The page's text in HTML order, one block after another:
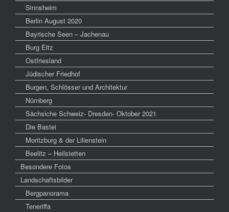
Sinnsheim
Berlin August 2020
Bayrische Seen – Jachenau
Burg Eltz
Ostfriesland
Jüdischer Friedhof
Burgen, Schlösser und Architektur
Nürnberg
Sächsiche Schweiz- Dresden- Oktober 2021
Die Bastei
Moritzburg & der Lilienstein
Beelitz – Heilstetten
Besondere Fotos
Landschaftsbilder
Bergpanorama
Teneriffa